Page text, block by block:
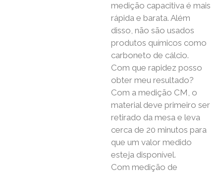
medição capacitiva é mais
rápida e barata. Além
disso, não são usados ​​
produtos químicos como
carboneto de cálcio.
Com que rapidez posso
obter meu resultado?
Com a medição CM, o
material deve primeiro ser
retirado da mesa e leva
cerca de 20 minutos para
que um valor medido
esteja disponível.
Com medição de